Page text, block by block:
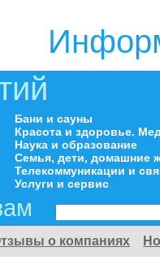
Бани и сауны
Красота и здоровье.
Наука и образование
Семья, дети, домашние
Телекоммуникации и
Услуги и сервис
о компаниях